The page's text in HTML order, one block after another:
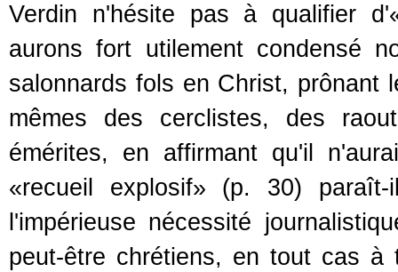
Verdin n'hésite pas à qualifier
aurons fort utilement condensé
salonnards fols en Christ, prônant
mêmes des cerclistes, des
émérites, en affirmant qu'il
«recueil explosif» (p. 30)
l'impérieuse nécessité
peut-être chrétiens, en tout cas à